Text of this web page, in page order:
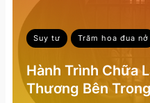
Suy tư Trăm hoa đua nở
Hành Trình Chữa
Thương Bên Trong